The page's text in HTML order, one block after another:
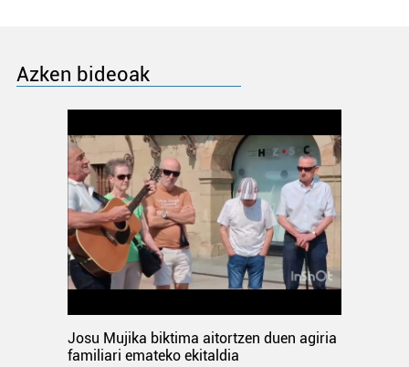
Azken bideoak
Josu Mujika biktima aitortzen duen agiria
familiari emateko ekitaldia